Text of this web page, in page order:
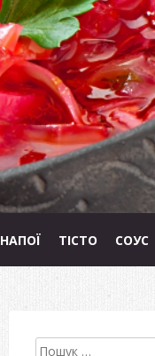
НАПОЇ ТІСТО СОУС
Пошук: